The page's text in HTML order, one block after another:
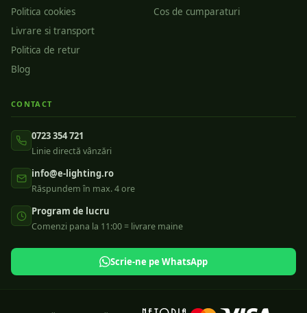
Politica cookies
Livrare si transport
Politica de retur
Blog
Cos de cumparaturi
CONTACT
0723 354 721
Linie directă vânzări
info@e-lighting.ro
Răspundem în max. 4 ore
Program de lucru
Comenzi pana la 11:00 = livrare maine
Scrie-ne pe WhatsApp